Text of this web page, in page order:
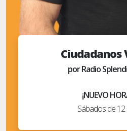
Ciudadanos
por Radio
¡NUEVO
Sábados de 12